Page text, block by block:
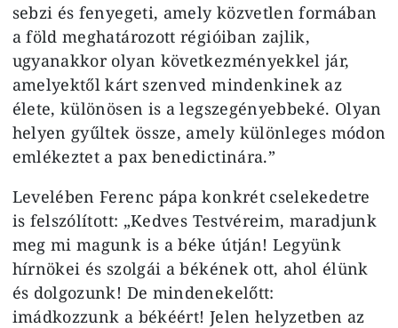
sebzi és fenyegeti, amely közvetlen formában
a föld meghatározott régióiban zajlik,
ugyanakkor olyan következményekkel jár,
amelyektől kárt szenved mindenkinek az
élete, különösen is a legszegényebbeké. Olyan
helyen gyűltek össze, amely különleges módon
emlékeztet a pax benedictinára.”
Levelében Ferenc pápa konkrét cselekedetre
is felszólított: „Kedves Testvéreim, maradjunk
meg mi magunk is a béke útján! Legyünk
hírnökei és szolgái a békének ott, ahol élünk
és dolgozunk! De mindenekelőtt:
imádkozzunk a békéért! Jelen helyzetben az